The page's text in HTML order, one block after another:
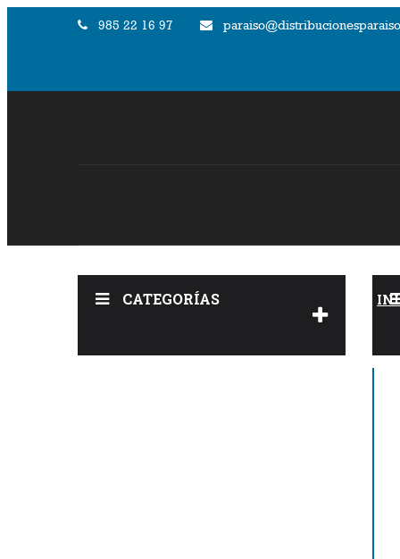
985 22 16 97
CATEGORÍAS